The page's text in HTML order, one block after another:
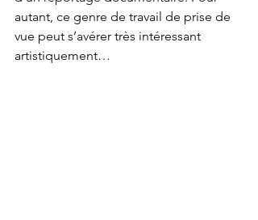
autant, ce genre de travail de prise de
vue peut s’avérer très intéressant
artistiquement…